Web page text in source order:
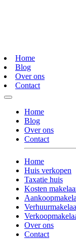
Home
Blog
Over ons
Contact
Home
Blog
Over ons
Contact
Home
Huis verkopen
Taxatie huis
Kosten
Over ons
Contact